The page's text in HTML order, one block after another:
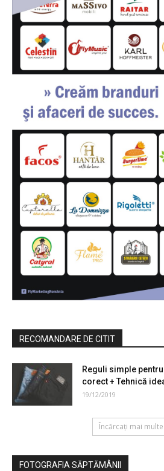
RECOMANDARE DE CITIT
Reguli simple
corect + Tehnică
19/12/2019
Încărcați mai multe
FOTOGRAFIA SĂPTĂMÂNII